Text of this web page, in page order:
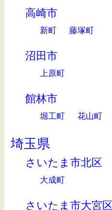
高崎市
新町 藤塚町
沼田市
上原町
館林市
堀工町 花山町
埼玉県
さいたま市北区
大成町
さいたま市大宮区